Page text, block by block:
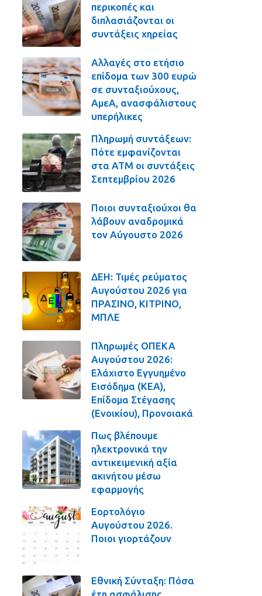
περικοπές και
διπλασιάζονται οι
συντάξεις χηρείας
Αλλαγές στο ετήσιο
επίδομα των 300 ευρώ
σε συνταξιούχους,
ΑμεΑ, ανασφάλιστους
υπερήλικες
Πληρωμή συντάξεων:
Πότε εμφανίζονται
στα ΑΤΜ οι συντάξεις
Σεπτεμβρίου 2026
Ποιοι συνταξιούχοι θα
λάβουν αναδρομικά
τον Αύγουστο 2026
ΔΕΗ: Τιμές ρεύματος
Αυγούστου 2026 για
ΠΡΑΣΙΝΟ, ΚΙΤΡΙΝΟ,
ΜΠΛΕ
Πληρωμές ΟΠΕΚΑ
Αυγούστου 2026:
Ελάχιστο Εγγυημένο
Εισόδημα (ΚΕΑ),
Επίδομα Στέγασης
(Ενοικίου), Προνοιακά
Πως βλέπουμε
ηλεκτρονικά την
αντικειμενική αξία
ακινήτου μέσω
εφαρμογής
Εορτολόγιο
Αυγούστου 2026.
Ποιοι γιορτάζουν
Εθνική Σύνταξη: Πόσα